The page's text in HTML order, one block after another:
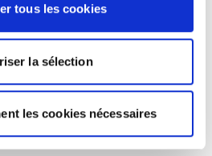
tous les cookies
la sélection
les cookies nécessaires